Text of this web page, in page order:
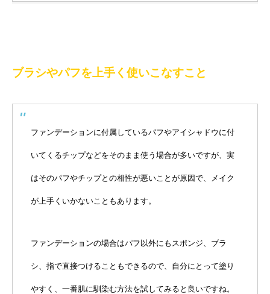
ブラシやパフを上手く使いこなすこと
ファンデーションに付属しているパフやアイシャドウに付
いてくるチップなどをそのまま使う場合が多いですが、実
はそのパフやチップとの相性が悪いことが原因で、メイク
が上手くいかないこともあります。
ファンデーションの場合はパフ以外にもスポンジ、ブラ
シ、指で直接つけることもできるので、自分にとって塗り
やすく、一番肌に馴染む方法を試してみると良いですね。